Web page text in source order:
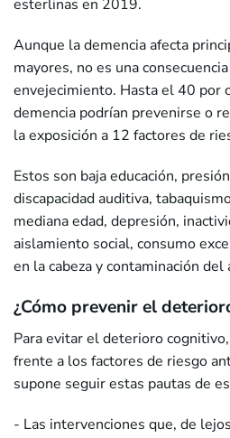
esterlinas en 2019.
Aunque la demencia afecta
mayores, no es una
envejecimiento. Hasta el 40 por
demencia podrían prevenirse o
la exposición a 12 factores de
Estos son baja educación,
discapacidad auditiva,
mediana edad, depresión,
aislamiento social, consumo
en la cabeza y contaminación del
¿Cómo prevenir el
Para evitar el deterioro
frente a los factores de riesgo
supone seguir estas pautas de
- Las intervenciones que, de